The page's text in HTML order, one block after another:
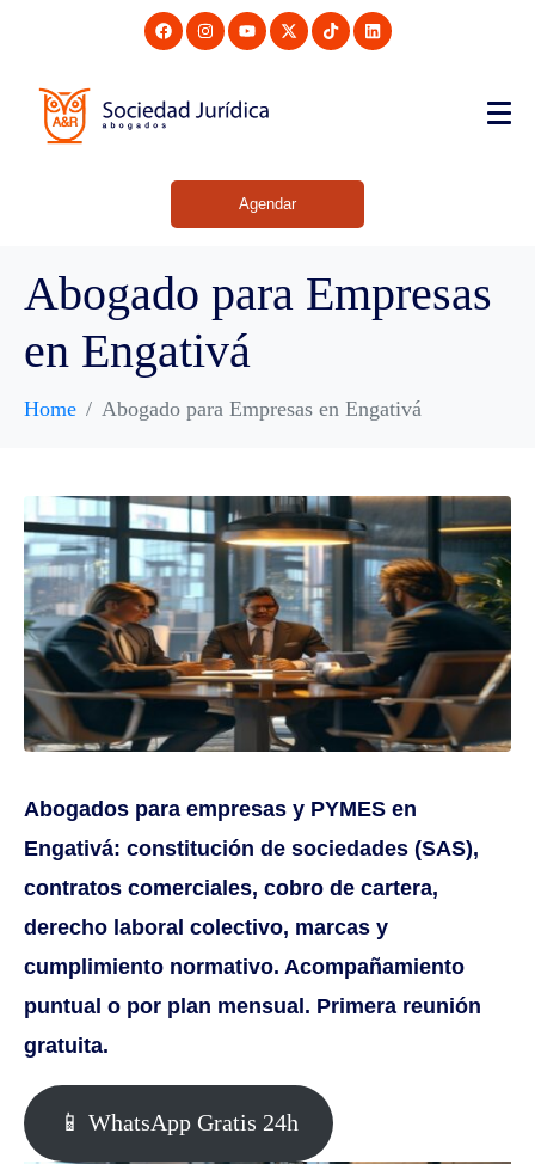
Agendar
Abogado para Empresas
en Engativá
Home Abogado para Empresas en Engativá
Abogados para empresas y PYMES en
Engativá: constitución de sociedades (SAS),
contratos comerciales, cobro de cartera,
derecho laboral colectivo, marcas y
cumplimiento normativo. Acompañamiento
puntual o por plan mensual. Primera reunión
gratuita.
📱 WhatsApp Gratis 24h